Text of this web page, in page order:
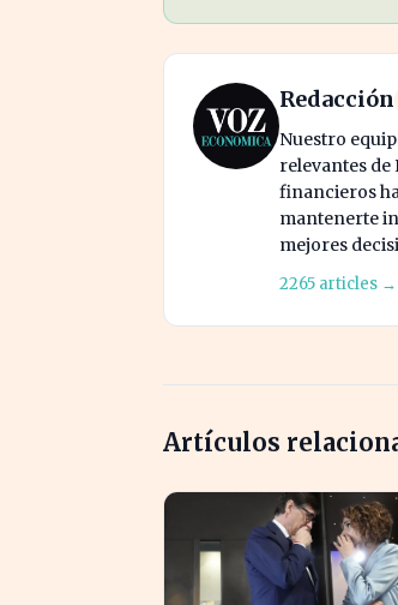
Redacción
Nuestro
relevantes de
financieros
mantenerte
mejores
2265 articles →
Artículos